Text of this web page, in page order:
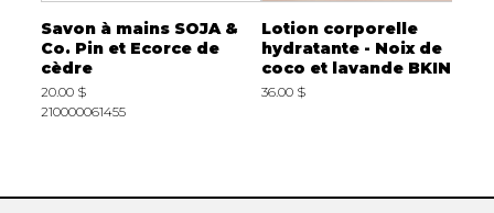
Savon à mains SOJA &
Co. Pin et Ecorce de
cèdre
20.00 $
210000061455
Lotion corporelle
hydratante - Noix de
coco et lavande BKIND
36.00 $